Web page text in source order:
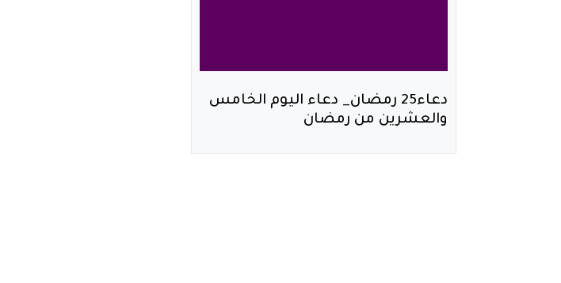
دعاء25 رمضان_ دعاء اليوم الخامس
والعشرين من رمضان